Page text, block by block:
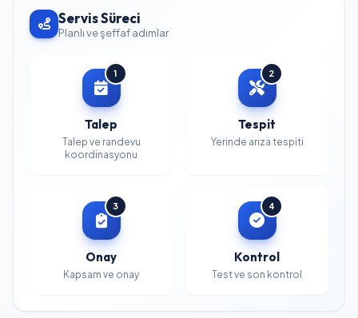
Servis Süreci
Planlı ve şeffaf adımlar
1
Talep
Talep ve randevu
koordinasyonu
2
Tespit
Yerinde arıza tespiti
3
Onay
Kapsam ve onay
4
Kontrol
Test ve son kontrol